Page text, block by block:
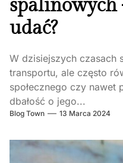
spalinowych
udać?
W dzisiejszych czasach
transportu, ale często
społecznego czy nawet
dbałość o jego...
Blog Town 13 Marca 2024